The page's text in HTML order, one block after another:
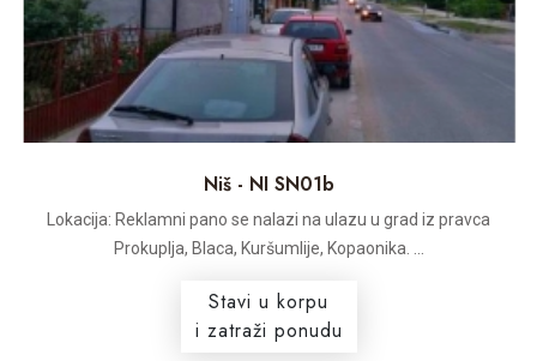
Niš - NI SN01b
Lokacija: Reklamni pano se nalazi na ulazu u grad iz pravca
Prokuplja, Blaca, Kuršumlije, Kopaonika. ...
Stavi u korpu
i zatraži ponudu